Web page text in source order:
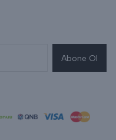
Abone Ol